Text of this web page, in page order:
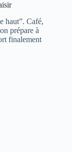
haut”. Café,
prépare à
finalement